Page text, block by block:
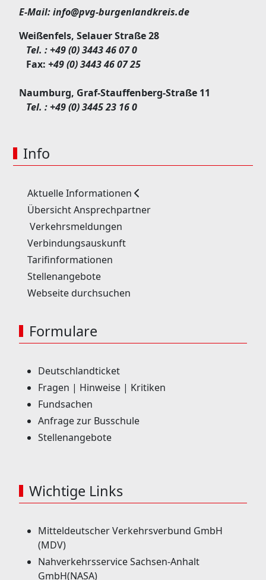
E-Mail:info@pvg-burgenlandkreis.de
Weißenfels, Selauer Straße 28
Tel. :+49 (0) 3443 46 07 0
Fax: +49 (0) 3443 46 07 25
Naumburg, Graf-Stauffenberg-Straße 11
Tel. :+49 (0) 3445 23 16 0
Info
Aktuelle Informationen
Übersicht Ansprechpartner
Verkehrsmeldungen
Verbindungsauskunft
Tarifinformationen
Stellenangebote
Webseite durchsuchen
Formulare
Deutschlandticket
Fragen | Hinweise | Kritiken
Fundsachen
Anfrage zur Busschule
Stellenangebote
Wichtige Links
Mitteldeutscher Verkehrsverbund GmbH
(MDV)
Nahverkehrsservice Sachsen-Anhalt
GmbH(NASA)